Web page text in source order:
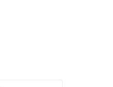
N° 22 -